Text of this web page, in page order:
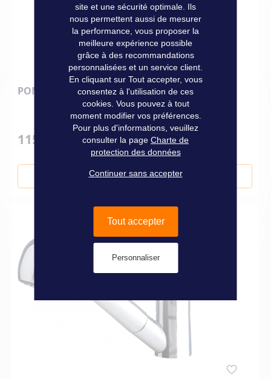
POMPE D'EVIER A MAIN
115,00 €
Ajouter au panier
site et une sécurité optimale. Ils
nous permettent aussi de mesurer
la performance, vous proposer la
meilleure expérience possible
grâce à des recommandations
personnalisées et un service client.
En cliquant sur Tout accepter, vous
consentez à l'utilisation de ces
cookies. Vous pouvez à tout
moment modifier vos préférences.
Pour plus d'informations, veuillez
consulter la page Charte de
protection des données
Continuer sans accepter
Tout accepter
Personnaliser